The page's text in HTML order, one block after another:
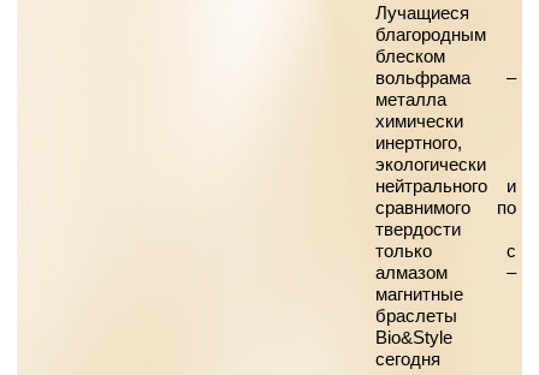
Лучащиеся
благородным
блеском
вольфрама –
металла
химически
инертного,
экологически
нейтрального и
сравнимого по
твердости
только с
алмазом –
магнитные
браслеты
Bio&Style
сегодня